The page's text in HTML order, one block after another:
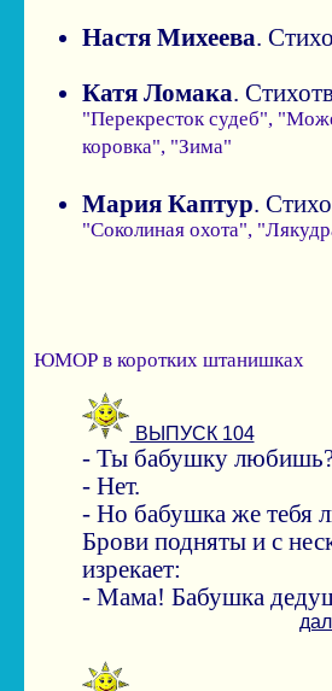
Настя Михеева.
Катя Ломака.
"Перекресток судеб",
коровка", "Зима"
Мария Каптур.
"Соколиная охота",
ЮМОР в коротких штанишках
ВЫПУСК 104
- Ты бабушку
- Нет.
- Но бабушка же тебя
Брови подняты и с
изрекает:
- Мама! Бабушка